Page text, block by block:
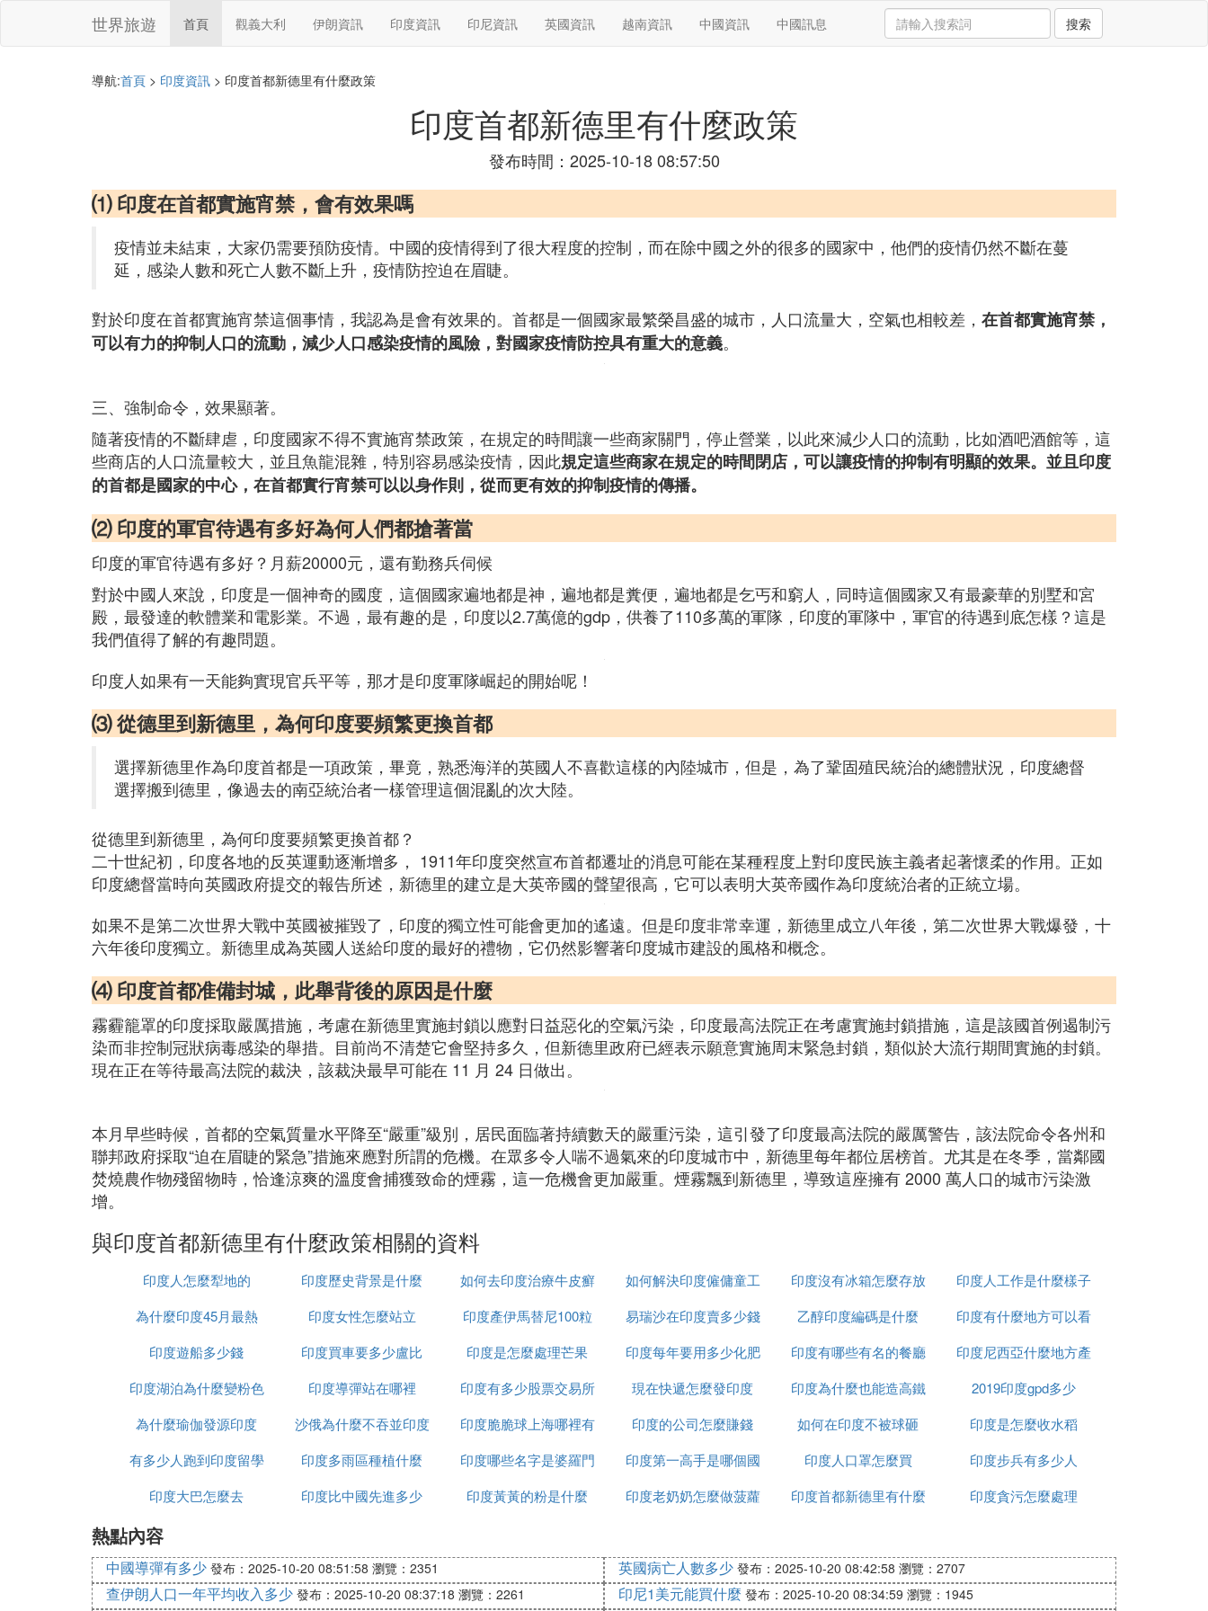
世界旅遊 首頁 觀義大利 伊朗資訊 印度資訊 印尼資訊 英國資訊 越南資訊 中國資訊 中國訊息 搜索
導航:首頁 > 印度資訊 > 印度首都新德里有什麼政策
印度首都新德里有什麼政策
發布時間：2025-10-18 08:57:50
⑴ 印度在首都實施宵禁，會有效果嗎
疫情並未結束，大家仍需要預防疫情。中國的疫情得到了很大程度的控制，而在除中國之外的很多的國家中，他們的疫情仍然不斷在蔓
延，感染人數和死亡人數不斷上升，疫情防控迫在眉睫。
對於印度在首都實施宵禁這個事情，我認為是會有效果的。首都是一個國家最繁榮昌盛的城市，人口流量大，空氣也相較差， 在首都實施宵禁，
可以有力的抑制人口的流動，減少人口感染疫情的風險，對國家疫情防控具有重大的意義。
三、強制命令，效果顯著。
隨著疫情的不斷肆虐，印度國家不得不實施宵禁政策，在規定的時間讓一些商家關門，停止營業，以此來減少人口的流動，比如酒吧酒館等，這
些商店的人口流量較大，並且魚龍混雜，特別容易感染疫情，因此規定這些商家在規定的時間閉店，可以讓疫情的抑制有明顯的效果。並且印度
的首都是國家的中心，在首都實行宵禁可以以身作則，從而更有效的抑制疫情的傳播。
⑵ 印度的軍官待遇有多好為何人們都搶著當
印度的軍官待遇有多好？月薪20000元，還有勤務兵伺候
對於中國人來說，印度是一個神奇的國度，這個國家遍地都是神，遍地都是糞便，遍地都是乞丐和窮人，同時這個國家又有最豪華的別墅和宮
殿，最發達的軟體業和電影業。不過，最有趣的是，印度以2.7萬億的gdp，供養了110多萬的軍隊，印度的軍隊中，軍官的待遇到底怎樣？這是
我們值得了解的有趣問題。
印度人如果有一天能夠實現官兵平等，那才是印度軍隊崛起的開始呢！
⑶ 從德里到新德里，為何印度要頻繁更換首都
選擇新德里作為印度首都是一項政策，畢竟，熟悉海洋的英國人不喜歡這樣的內陸城市，但是，為了鞏固殖民統治的總體狀況，印度總督
選擇搬到德里，像過去的南亞統治者一樣管理這個混亂的次大陸。
從德里到新德里，為何印度要頻繁更換首都？
二十世紀初，印度各地的反英運動逐漸增多， 1911年印度突然宣布首都遷址的消息可能在某種程度上對印度民族主義者起著懷柔的作用。正如
印度總督當時向英國政府提交的報告所述，新德里的建立是大英帝國的聲望很高，它可以表明大英帝國作為印度統治者的正統立場。
如果不是第二次世界大戰中英國被摧毀了，印度的獨立性可能會更加的遙遠。但是印度非常幸運，新德里成立八年後，第二次世界大戰爆發，十
六年後印度獨立。新德里成為英國人送給印度的最好的禮物，它仍然影響著印度城市建設的風格和概念。
⑷ 印度首都准備封城，此舉背後的原因是什麼
霧霾籠罩的印度採取嚴厲措施，考慮在新德里實施封鎖以應對日益惡化的空氣污染，印度最高法院正在考慮實施封鎖措施，這是該國首例遏制污
染而非控制冠狀病毒感染的舉措。目前尚不清楚它會堅持多久，但新德里政府已經表示願意實施周末緊急封鎖，類似於大流行期間實施的封鎖。
現在正在等待最高法院的裁決，該裁決最早可能在 11 月 24 日做出。
本月早些時候，首都的空氣質量水平降至“嚴重”級別，居民面臨著持續數天的嚴重污染，這引發了印度最高法院的嚴厲警告，該法院命令各州和
聯邦政府採取“迫在眉睫的緊急”措施來應對所謂的危機。在眾多令人喘不過氣來的印度城市中，新德里每年都位居榜首。尤其是在冬季，當鄰國
焚燒農作物殘留物時，恰逢涼爽的溫度會捕獲致命的煙霧，這一危機會更加嚴重。煙霧飄到新德里，導致這座擁有 2000 萬人口的城市污染激
增。
與印度首都新德里有什麼政策相關的資料
印度人怎麼犁地的 印度歷史背景是什麼 如何去印度治療牛皮癬
如何解決印度僱傭童工
的問題
印度沒有冰箱怎麼存放
食物
印度人工作是什麼樣子
為什麼印度45月最熱
印度女性怎麼站立
印度產伊馬替尼100粒
裝多少錢
易瑞沙在印度賣多少錢
一粒
乙醇印度編碼是什麼
印度有什麼地方可以看
到太陽
印度遊船多少錢 印度買車要多少盧比 印度是怎麼處理芒果 印度每年要用多少化肥 印度有哪些有名的餐廳
印度尼西亞什麼地方產
榴槤
印度湖泊為什麼變粉色 印度導彈站在哪裡 印度有多少股票交易所 現在快遞怎麼發印度 印度為什麼也能造高鐵
2019印度gpd多少
為什麼瑜伽發源印度
沙俄為什麼不吞並印度 印度脆脆球上海哪裡有 印度的公司怎麼賺錢 如何在印度不被球砸
印度是怎麼收水稻
有多少人跑到印度留學
印度多雨區種植什麼
印度哪些名字是婆羅門
種姓
印度第一高手是哪個國
家
印度人口罩怎麼買
印度步兵有多少人
印度大巴怎麼去
印度比中國先進多少 印度黃黃的粉是什麼 印度老奶奶怎麼做菠蘿
印度首都新德里有什麼
印度貪污怎麼處理
熱點內容
中國導彈有多少 發布：2025-10-20 08:51:58 瀏覽：2351 英國病亡人數多少 發布：2025-10-20 08:42:58 瀏覽：2707
查伊朗人口一年平均收入多少 發布：2025-10-20 08:37:18 瀏覽：2261 印尼1美元能買什麼 發布：2025-10-20 08:34:59 瀏覽：1945